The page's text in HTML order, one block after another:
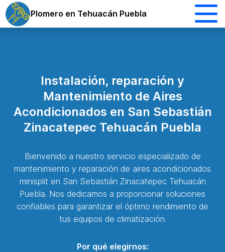
Plomero en Tehuacán Puebla
Instalación, reparación y
Mantenimiento de Aires
Acondicionados en San Sebastián
Zinacatepec Tehuacán Puebla
Bienvenido a nuestro servicio especializado de
mantenimiento y reparación de aires acondicionados
minisplit en San Sebastián Zinacatepec Tehuacán
Puebla. Nos dedicamos a proporcionar soluciones
confiables para garantizar el óptimo rendimiento de
tus equipos de climatización.
Por qué elegirnos: